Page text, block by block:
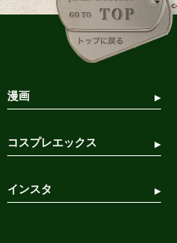
漫画
コスプレエックス
インスタ